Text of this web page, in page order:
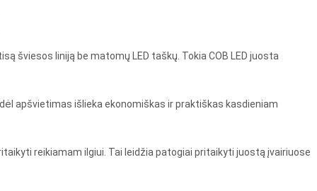
šviesos liniją be matomų LED taškų. Tokia COB LED juosta
apšvietimas išlieka ekonomiškas ir praktiškas kasdieniam
reikiamam ilgiui. Tai leidžia patogiai pritaikyti juostą įvairiuose